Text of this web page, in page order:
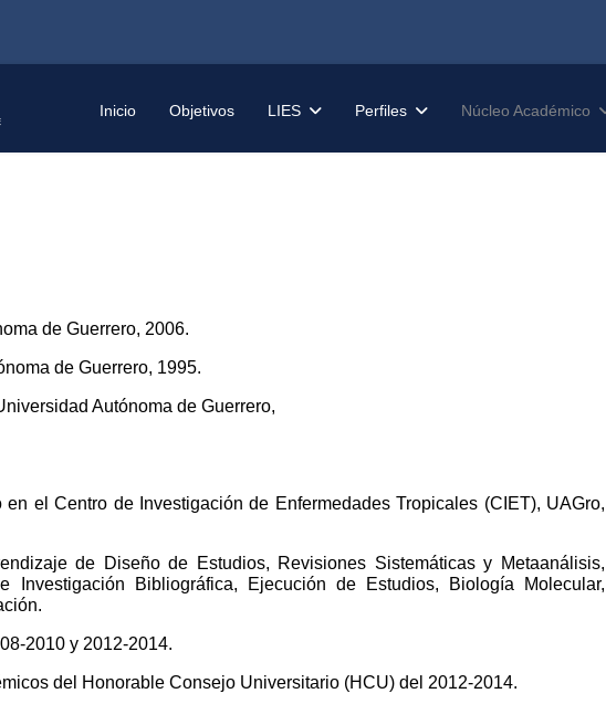
Inicio Objetivos LIES Perfiles Núcleo Académico
de Guerrero, 2006.
de Guerrero, 1995.
Autónoma de Guerrero,
el Centro de Investigación de Enfermedades Tropicales (CIET), UAGro,
de Diseño de Estudios, Revisiones Sistemáticas y Metaanálisis,
Investigación Bibliográfica, Ejecución de Estudios, Biología Molecular,
2010 y 2012-2014.
del Honorable Consejo Universitario (HCU) del 2012-2014.